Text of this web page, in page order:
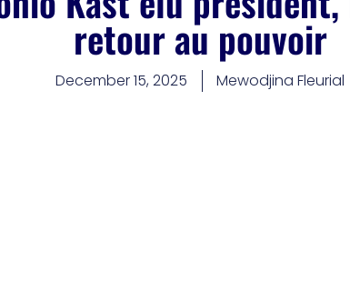
retour au pouvoir
December 15, 2025 Mewodjina Fleurial